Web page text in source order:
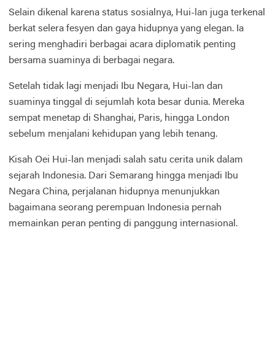
Selain dikenal karena status sosialnya, Hui-lan juga terkenal
berkat selera fesyen dan gaya hidupnya yang elegan. Ia
sering menghadiri berbagai acara diplomatik penting
bersama suaminya di berbagai negara.
Setelah tidak lagi menjadi Ibu Negara, Hui-lan dan
suaminya tinggal di sejumlah kota besar dunia. Mereka
sempat menetap di Shanghai, Paris, hingga London
sebelum menjalani kehidupan yang lebih tenang.
Kisah Oei Hui-lan menjadi salah satu cerita unik dalam
sejarah Indonesia. Dari Semarang hingga menjadi Ibu
Negara China, perjalanan hidupnya menunjukkan
bagaimana seorang perempuan Indonesia pernah
memainkan peran penting di panggung internasional.